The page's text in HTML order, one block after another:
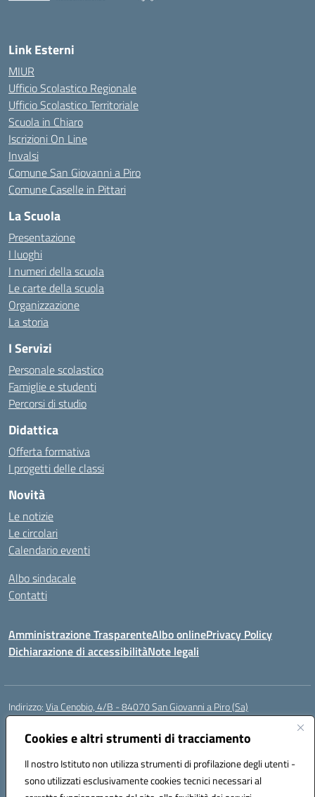
Cookies e altri strumenti di tracciamento
Il nostro Istituto non utilizza strumenti di profilazione degli utenti -
sono utilizzati esclusivamente cookies tecnici necessari al
Link Esterni
MIUR
Ufficio Scolastico Regionale
Ufficio Scolastico Territoriale
Scuola in Chiaro
Iscrizioni On Line
Invalsi
Comune San Giovanni a Piro
Comune Caselle in Pittari
La Scuola
Presentazione
I luoghi
I numeri della scuola
Le carte della scuola
Organizzazione
La storia
I Servizi
Personale scolastico
Famiglie e studenti
Percorsi di studio
Didattica
Offerta formativa
I progetti delle classi
Novità
Le notizie
Le circolari
Calendario eventi
Albo sindacale
Contatti
Amministrazione TrasparenteAlbo onlinePrivacy Policy
Dichiarazione di accessibilitàNote legali
Indirizzo:Via Cenobio, 4/B - 84070 San Giovanni a Piro (Sa)
Centralino:
Posta elettronica certificata (PEC):saic815005@pec.istruzione.it
Codice fiscale: 84001740657
Codice meccanografico:SAIC815005
Codice Indice delle Pubbliche Amministrazioni (IPA): istsc_SAIC815005